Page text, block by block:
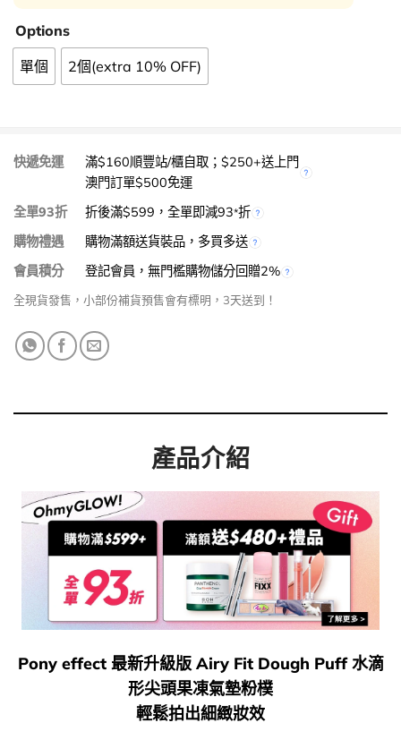
Options
單個 2個(extra 10% OFF)
快遞免運
滿$160順豐站/櫃自取；$250+送上門
澳門訂單$500免運
全單93折
折後滿$599，全單即減93*折
購物禮遇
購物滿額送貨裝品，多買多送
會員積分
登記會員，無門檻購物儲分回贈2%
全現貨發售，小部份補貨預售會有標明，3天送到！
產品介紹
Pony effect 最新升級版 Airy Fit Dough Puff 水滴
形尖頭果凍氣墊粉樸
輕鬆拍出細緻妝效